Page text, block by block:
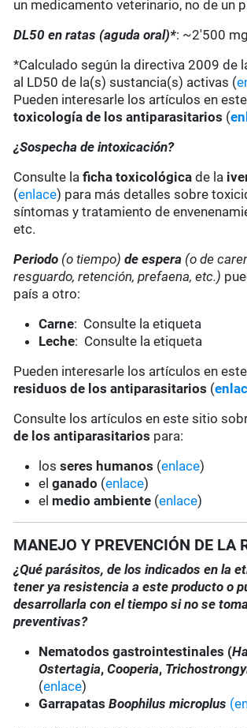
un medicamento veterinario, no de un
DL50 en ratas (aguda oral)*: ~2'500
*Calculado según la directiva 2009 de
al LD50 de la(s) sustancia(s) activas (
Pueden interesarle los artículos en
toxicología de los antiparasitarios (
¿Sospecha de intoxicación?
Consulte laficha toxicológica de la
(enlace) para más detalles sobre
síntomas y tratamiento de
etc.
Periodo (o tiempo) de espera (o de
resguardo, retención, prefaena, etc.)
país a otro:
Carne: Consulte la etiqueta
Leche: Consulte la etiqueta
Pueden interesarle los artículos en
residuos de los antiparasitarios (
Consulte los artículos en este sitio
de los antiparasitarios para:
losseres humanos (enlace)
elganado (enlace)
el medio ambiente (enlace)
MANEJO Y PREVENCIÓN DE LA
¿Qué parásitos, de los indicados en la
tener ya resistencia a este producto o
desarrollarla con el tiempo si no se
preventivas?
Nematodos gastrointestinales (
Ostertagia,Cooperia,
(enlace)
GarrapatasBoophilus microplus